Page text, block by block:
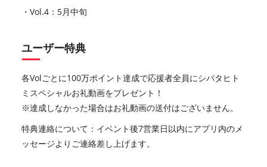
・Vol.4：5月中旬
ユーザー特典
各Volごとに100万ポイント達成で応援者全員にシバタヒト
ミスペシャルお礼動画をプレゼント！
※達成しなかった場合はお礼動画の送付はございません。
特典連絡について：イベント後7営業日以内にアプリ内のメ
ッセージよりご連絡差し上げます。